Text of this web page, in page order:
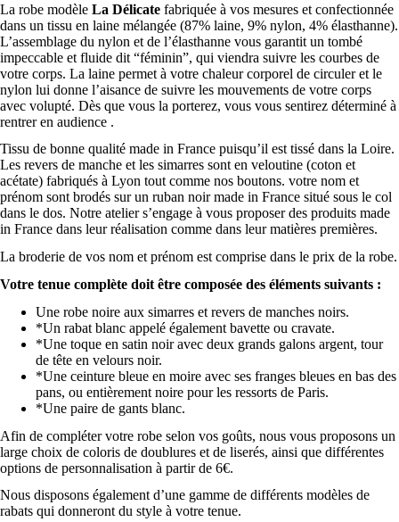
couleurs*
464 Blanc
067 Canari
La robe modèle La Délicate fabriquée à vos mesures et confectionnée
dans un tissu en laine mélangée (87% laine, 9% nylon, 4% élasthanne).
L’assemblage du nylon et de l’élasthanne vous garantit un tombé
impeccable et fluide dit “féminin”, qui viendra suivre les courbes de
votre corps. La laine permet à votre chaleur corporel de circuler et le
nylon lui donne l’aisance de suivre les mouvements de votre corps
avec volupté. Dès que vous la porterez, vous vous sentirez déterminé à
rentrer en audience .
Tissu de bonne qualité made in France puisqu’il est tissé dans la Loire.
Les revers de manche et les simarres sont en veloutine (coton et
acétate) fabriqués à Lyon tout comme nos boutons. votre nom et
prénom sont brodés sur un ruban noir made in France situé sous le col
dans le dos. Notre atelier s’engage à vous proposer des produits made
in France dans leur réalisation comme dans leur matières premières.
La broderie de vos nom et prénom est comprise dans le prix de la robe.
Votre tenue complète doit être composée des éléments suivants :
Une robe noire aux simarres et revers de manches noirs.
*Un rabat blanc appelé également bavette ou cravate.
*Une toque en satin noir avec deux grands galons argent, tour
de tête en velours noir.
*Une ceinture bleue en moire avec ses franges bleues en bas des
pans, ou entièrement noire pour les ressorts de Paris.
*Une paire de gants blanc.
Afin de compléter votre robe selon vos goûts, nous vous proposons un
large choix de coloris de doublures et de liserés, ainsi que différentes
options de personnalisation à partir de 6€.
Nous disposons également d’une gamme de différents modèles de
rabats qui donneront du style à votre tenue.